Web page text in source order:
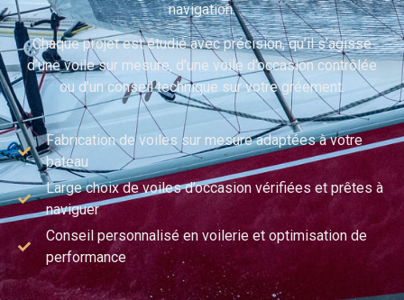
navigation.
Chaque projet est étudié avec précision, qu’il s’agisse
d’une voile sur mesure, d’une voile d’occasion contrôlée
ou d’un conseil technique sur votre gréement.
Fabrication de voiles sur mesure adaptées à votre
bateau
Large choix de voiles d’occasion vérifiées et prêtes à
naviguer
Conseil personnalisé en voilerie et optimisation de
performance